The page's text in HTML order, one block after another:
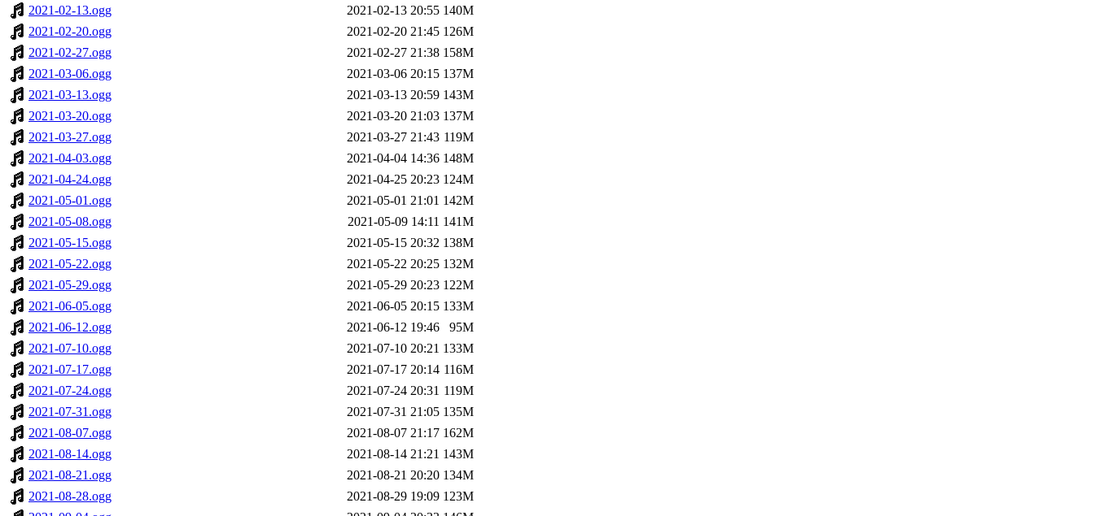
2021-02-13.ogg
2021-02-13 20:55 140M
2021-02-20.ogg
2021-02-20 21:45 126M
2021-02-27.ogg
2021-02-27 21:38 158M
2021-03-06.ogg
2021-03-06 20:15 137M
2021-03-13.ogg
2021-03-13 20:59 143M
2021-03-20.ogg
2021-03-20 21:03 137M
2021-03-27.ogg
2021-03-27 21:43 119M
2021-04-03.ogg
2021-04-04 14:36 148M
2021-04-24.ogg
2021-04-25 20:23 124M
2021-05-01.ogg
2021-05-01 21:01 142M
2021-05-08.ogg
2021-05-09 14:11 141M
2021-05-15.ogg
2021-05-15 20:32 138M
2021-05-22.ogg
2021-05-22 20:25 132M
2021-05-29.ogg
2021-05-29 20:23 122M
2021-06-05.ogg
2021-06-05 20:15 133M
2021-06-12.ogg
2021-06-12 19:46
95M
2021-07-10.ogg
2021-07-10 20:21 133M
2021-07-17.ogg
2021-07-17 20:14 116M
2021-07-24.ogg
2021-07-24 20:31 119M
2021-07-31.ogg
2021-07-31 21:05 135M
2021-08-07.ogg
2021-08-07 21:17 162M
2021-08-14.ogg
2021-08-14 21:21 143M
2021-08-21.ogg
2021-08-21 20:20 134M
2021-08-28.ogg
2021-08-29 19:09 123M